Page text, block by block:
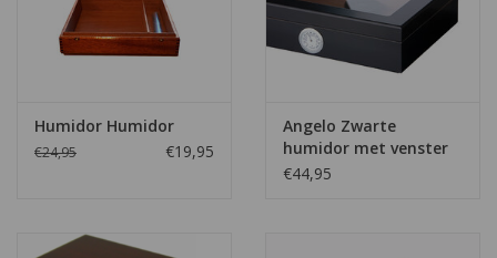
Humidor Humidor
€24,95 €19,95
Angelo Zwarte
humidor met venster
€44,95